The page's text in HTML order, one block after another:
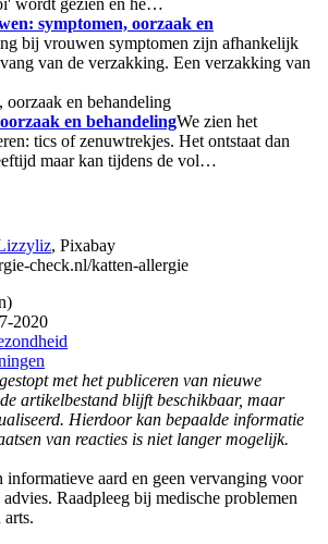
symptomen, oorzaak en
bij vrouwen symptomen zijn afhankelijk
van de verzakking. Een verzakking van
en behandelingWe zien het
tics of zenuwtrekjes. Het ontstaat dan
maar kan tijdens de vol…
, Pixabay
check.nl/katten-allergie
2020
met het publiceren van nieuwe
artikelbestand blijft beschikbaar, maar
Hierdoor kan bepaalde informatie
van reacties is niet langer mogelijk.
informatieve aard en geen vervanging voor
Raadpleeg bij medische problemen